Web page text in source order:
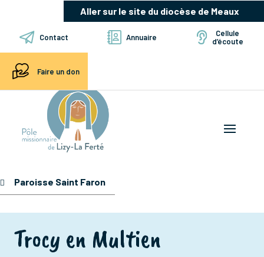
Aller sur le site du diocèse de Meaux
Contact Annuaire
Cellule
d’écoute
Faire un don
Paroisse Saint Faron
Trocy en Multien